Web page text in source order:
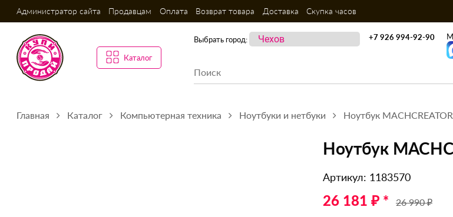
Администратор сайта Продавцам Оплата Возврат товара Доставка Скупка часов
Каталог
Выбрать город: +7 926 994-92-90
Главная Каталог Компьютерная техника Ноутбуки и нетбуки Ноутбук
Ноутбук
Артикул: 1183570
26 181 ₽ * 26 990 ₽